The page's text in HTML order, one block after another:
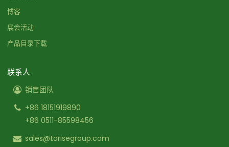
博客
展会活动
产品目录下载
联系人
销售团队
+86 18151919890
+86 0511-85598456
sales@torisegroup.com